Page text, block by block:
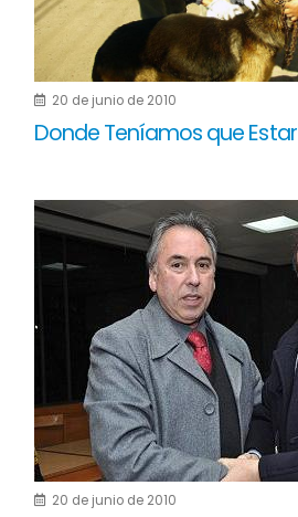
20 de junio de 2010
Donde Teníamos que Estar
20 de junio de 2010